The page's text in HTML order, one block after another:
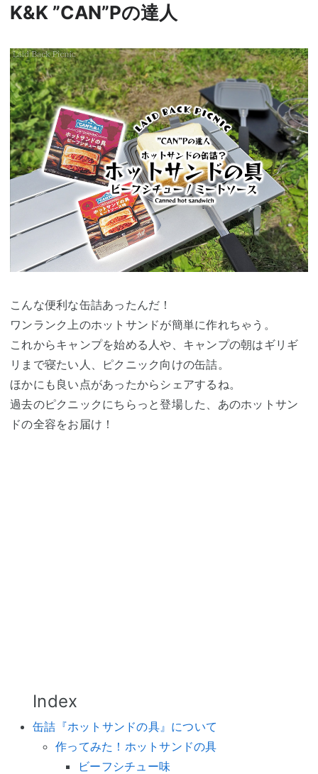
K&K ”CAN”Pの達人
こんな便利な缶詰あったんだ！
ワンランク上のホットサンドが簡単に作れちゃう。
これからキャンプを始める人や、キャンプの朝はギリギ
リまで寝たい人、ピクニック向けの缶詰。
ほかにも良い点があったからシェアするね。
過去のピクニックにちらっと登場した、あのホットサン
ドの全容をお届け！
缶詰『ホットサンドの具』について
作ってみた！ホットサンドの具
ビーフシチュー味